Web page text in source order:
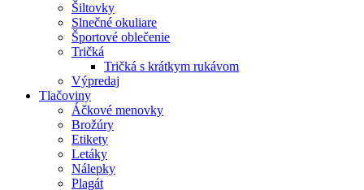
Šiltovky
Slnečné okuliare
Športové oblečenie
Tričká
Tričká s krátkym rukávom
Výpredaj
Tlačoviny
Áčkové menovky
Brožúry
Etikety
Letáky
Nálepky
Plagát